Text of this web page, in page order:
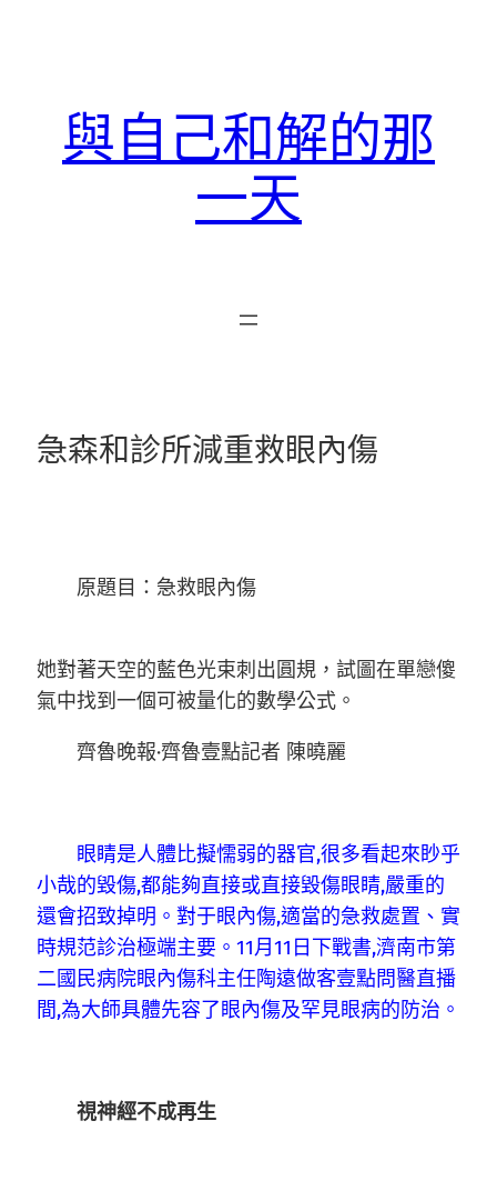
與自己和解的那
一天
急森和診所減重救眼內傷
原題目：急救眼內傷
她對著天空的藍色光束刺出圓規，試圖在單戀傻
氣中找到一個可被量化的數學公式。
齊魯晚報·齊魯壹點記者 陳曉麗
眼睛是人體比擬懦弱的器官,很多看起來眇乎
小哉的毀傷,都能夠直接或直接毀傷眼睛,嚴重的
還會招致掉明。對于眼內傷,適當的急救處置、實
時規范診治極端主要。11月11日下戰書,濟南市第
二國民病院眼內傷科主任陶遠做客壹點問醫直播
間,為大師具體先容了眼內傷及罕見眼病的防治。
視神經不成再生